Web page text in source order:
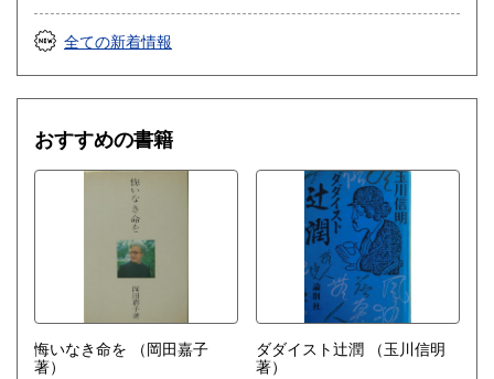
全ての新着情報
おすすめの書籍
悔いなき命を
（岡田嘉子
著）
ダダイスト辻潤
（玉川信明
著）